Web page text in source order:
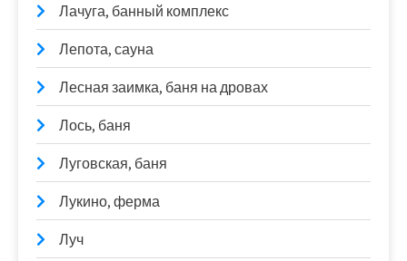
Лачуга, банный комплекс
Лепота, сауна
Лесная заимка, баня на дровах
Лось, баня
Луговская, баня
Лукино, ферма
Луч